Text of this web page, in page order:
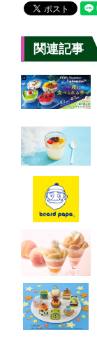
関連記事